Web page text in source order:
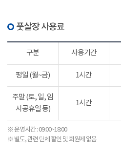
풋살장 사용료
구분 사용기간
평일 (월~금) 1시간
주말 (토, 일, 임
시공휴일 등)
1시간
※ 운영시간 : 09:00~18:00
※ 별도, 관련 단체 할인 및 회원제 없음